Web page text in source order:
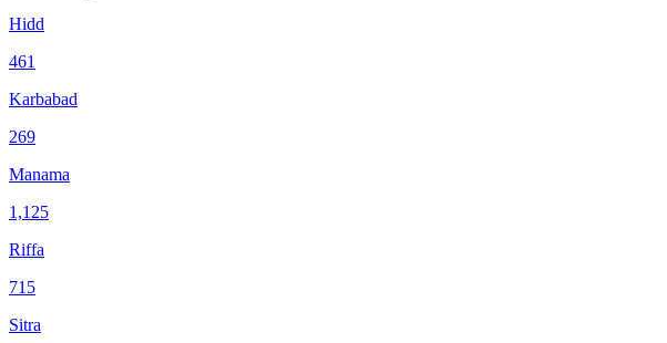
Hidd
461
Karbabad
269
Manama
1,125
Riffa
715
Sitra